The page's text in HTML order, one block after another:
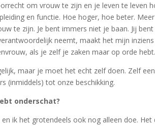
om vrouw te zijn en je leven te leven
en functie. Hoe hoger, hoe beter.
te zijn. Je bent immers niet je baan. Jij
neemt, maakt het mijn
als je zelf je zaken maar op orde hebt.
maar je moet het echt zelf doen. Zelf
(inmiddels) tot onze beschikking.
onderschat?
ik het grotendeels ook nog alleen doe.